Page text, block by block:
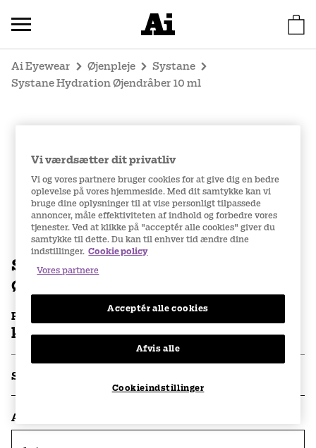
Ai Eyewear Øjenpleje
Systane
Systane Hydration Øjendråber 10 ml
Systane Hydration
Øjendråber 10 ml
Pris per stk
kr. 115
Specifikationer
Antal
Vi værdsætter dit privatliv
Vi og vores partnere bruger cookies for at give dig en bedre
oplevelse på vores hjemmeside. Med dit samtykke kan vi
bruge dine oplysninger til at vise personligt tilpassede
annoncer, måle effektiviteten af indhold og forbedre vores
tjenester. Ved at klikke på "acceptér alle cookies" giver du
samtykke til dette. Du kan til enhver tid ændre dine
indstillinger. Cookie policy
Vores partnere
Cookieindstillinger
Afvis alle
Acceptér alle cookies